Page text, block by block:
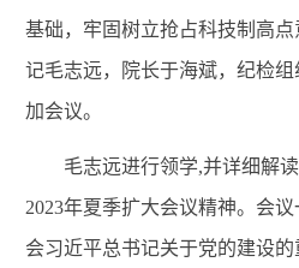
基础，牢固树立抢占科技制高
记毛志远，院长于海斌，纪检
加会议。
毛志远进行领学,并详细解读
2023年夏季扩大会议精神。会
会习近平总书记关于党的建设